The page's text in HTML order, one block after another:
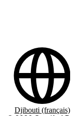
Djibouti (français)